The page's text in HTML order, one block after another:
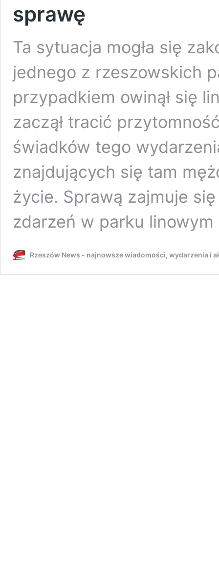
sprawę
Ta sytuacja mogła się
jednego z rzeszowskich
przypadkiem owinął się
zaczął tracić
świadków tego
znajdujących się tam
życie. Sprawą zajmuje
zdarzeń w parku
Rzeszów News - najnowsze wiadomości, wydarzenia i